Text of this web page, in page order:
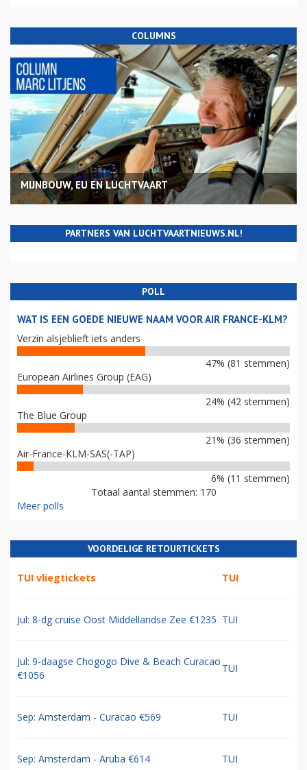
COLUMNS
MIJNBOUW, EU EN LUCHTVAART
PARTNERS VAN LUCHTVAARTNIEUWS.NL!
POLL
WAT IS EEN GOEDE NIEUWE NAAM VOOR AIR FRANCE-KLM?
Verzin alsjeblieft iets anders
47% (81 stemmen)
European Airlines Group (EAG)
24% (42 stemmen)
The Blue Group
21% (36 stemmen)
Air-France-KLM-SAS(-TAP)
6% (11 stemmen)
Totaal aantal stemmen: 170
Meer polls
VOORDELIGE RETOURTICKETS
TUI vliegtickets TUI
Jul: 8-dg cruise Oost Middellandse Zee €1235 TUI
Jul: 9-daagse Chogogo Dive & Beach Curacao
€1056
TUI
Sep: Amsterdam - Curacao €569 TUI
Sep: Amsterdam - Aruba €614 TUI